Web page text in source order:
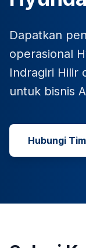
Dapatkan
operasional
Indragiri Hilir
untuk bisnis
Hubungi